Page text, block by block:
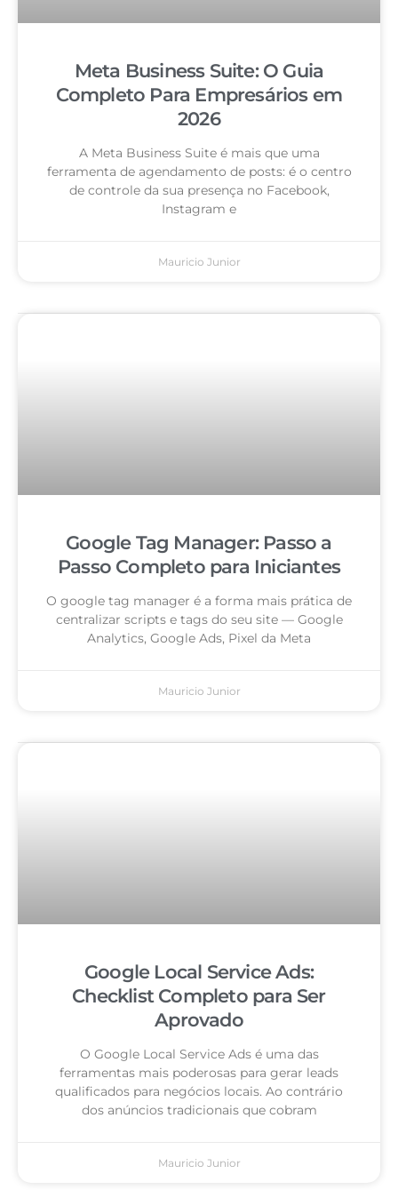
Meta Business Suite: O Guia
Completo Para Empresários em
2026
A Meta Business Suite é mais que uma
ferramenta de agendamento de posts: é o centro
de controle da sua presença no Facebook,
Instagram e
Mauricio Junior
Google Tag Manager: Passo a
Passo Completo para Iniciantes
O google tag manager é a forma mais prática de
centralizar scripts e tags do seu site — Google
Analytics, Google Ads, Pixel da Meta
Mauricio Junior
Google Local Service Ads:
Checklist Completo para Ser
Aprovado
O Google Local Service Ads é uma das
ferramentas mais poderosas para gerar leads
qualificados para negócios locais. Ao contrário
dos anúncios tradicionais que cobram
Mauricio Junior